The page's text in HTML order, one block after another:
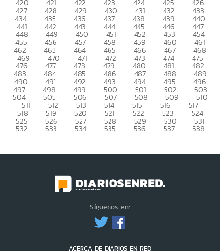
420 421 422 423 424 425 426
427 428 429 430 431 432 433
434 435 436 437 438 439 440
441 442 443 444 445 446 447
448 449 450 451 452 453 454
455 456 457 458 459 460 461
462 463 464 465 466 467 468
469 470 471 472 473 474 475
476 477 478 479 480 481 482
483 484 485 486 487 488 489
490 491 492 493 494 495 496
497 498 499 500 501 502 503
504 505 506 507 508 509 510
511 512 513 514 515 516 517
518 519 520 521 522 523 524
525 526 527 528 529 530 531
532 533 534 535 536 537 538
Síguenos en:
ACERCA DE DIARIOS EN RED